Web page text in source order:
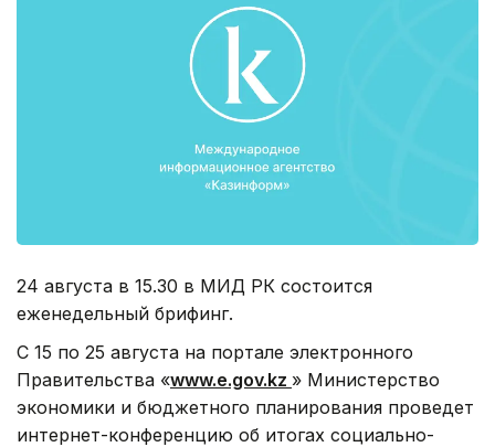
24 августа в 15.30 в МИД РК состоится
еженедельный брифинг.
С 15 по 25 августа на портале электронного
Правительства «www.e.gov.kz » Министерство
экономики и бюджетного планирования проведет
интернет-конференцию об итогах социально-